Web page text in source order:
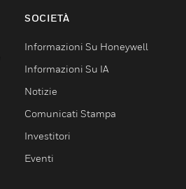
SOCIETÀ
Informazioni Su Honeywell
Informazioni Su IA
Notizie
Comunicati Stampa
Investitori
Eventi